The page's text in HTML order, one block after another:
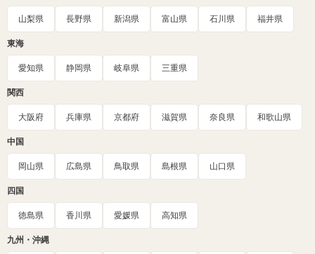
山梨県 長野県 新潟県 富山県 石川県 福井県
東海
愛知県 静岡県 岐阜県 三重県
関西
大阪府 兵庫県 京都府 滋賀県 奈良県 和歌山県
中国
岡山県 広島県 鳥取県 島根県 山口県
四国
徳島県 香川県 愛媛県 高知県
九州・沖縄